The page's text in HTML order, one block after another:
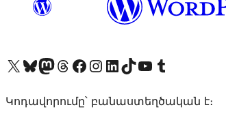
Visit our X (formerly Twitter) account
Visit our Bluesky account
Visit our Mastodon account
Visit our Threads account
Visit our Facebook page
Visit our Instagram account
Visit our LinkedIn account
Visit our TikTok account
Visit our YouTube channel
Visit our Tumblr account
Կոդավորումը՝ բանաստեղծական է։